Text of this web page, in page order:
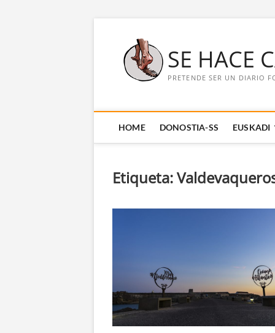
contenido
SE HACE
PRETENDE SER UN DIARIO
HOME DONOSTIA-SS EUSKADI
Etiqueta: